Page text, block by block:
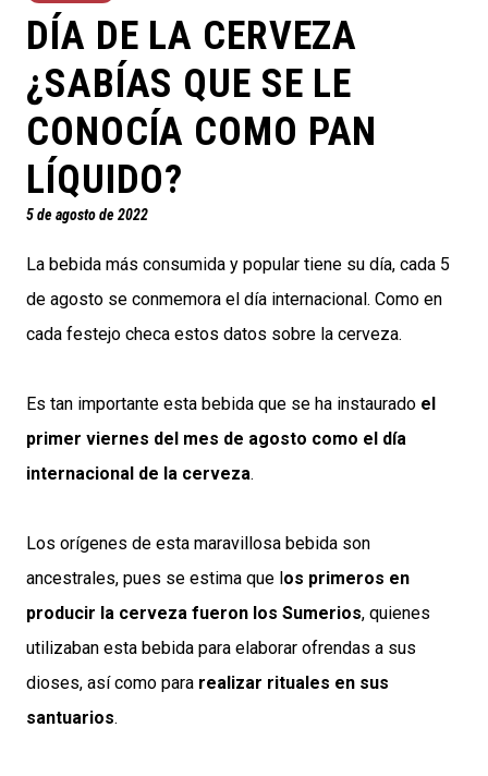
DÍA DE LA CERVEZA
¿SABÍAS QUE SE LE
CONOCÍA COMO PAN
LÍQUIDO?
5 de agosto de 2022
La bebida más consumida y popular tiene su día, cada 5
de agosto se conmemora el día internacional. Como en
cada festejo checa estos datos sobre la cerveza.
Es tan importante esta bebida que se ha instaurado el
primer viernes del mes de agosto como el día
internacional de la cerveza.
Los orígenes de esta maravillosa bebida son
ancestrales, pues se estima que l os primeros en
producir la cerveza fueron los Sumerios, quienes
utilizaban esta bebida para elaborar ofrendas a sus
dioses, así como para realizar rituales en sus
santuarios.